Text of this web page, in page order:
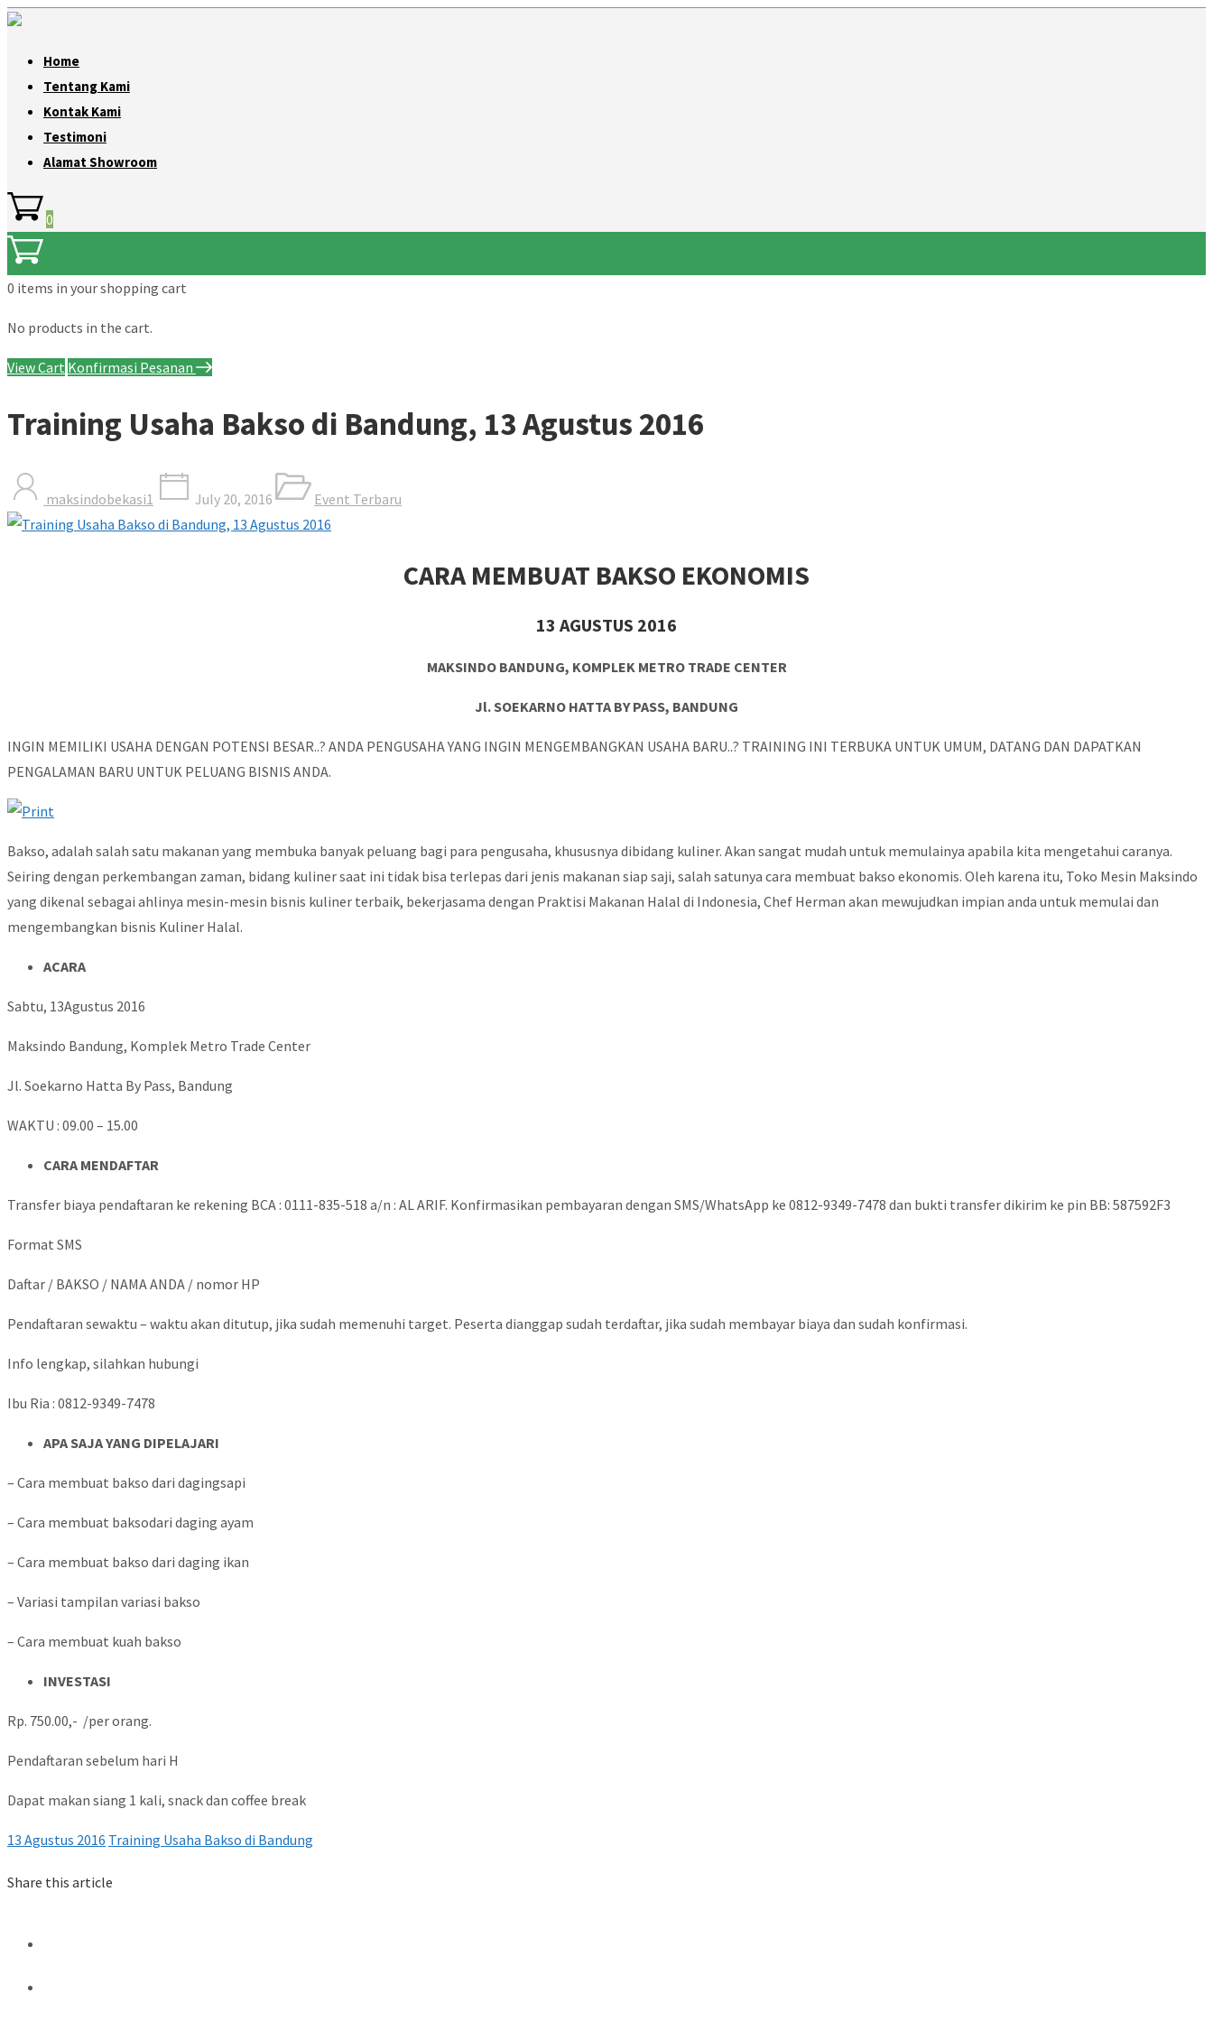
Home
Tentang Kami
Kontak Kami
Testimoni
Alamat Showroom
0
0 items in your shopping cart
No products in the cart.
View Cart Konfirmasi Pesanan
Training Usaha Bakso di Bandung, 13 Agustus 2016
maksindobekasi1 July 20, 2016 Event Terbaru
CARA MEMBUAT BAKSO EKONOMIS
13 AGUSTUS 2016
MAKSINDO BANDUNG, KOMPLEK METRO TRADE CENTER
Jl. SOEKARNO HATTA BY PASS, BANDUNG
INGIN MEMILIKI USAHA DENGAN POTENSI BESAR..? ANDA PENGUSAHA YANG INGIN MENGEMBANGKAN USAHA BARU..? TRAINING INI TERBUKA UNTUK UMUM, DATANG DAN DAPATKAN
PENGALAMAN BARU UNTUK PELUANG BISNIS ANDA.
Bakso, adalah salah satu makanan yang membuka banyak peluang bagi para pengusaha, khususnya dibidang kuliner. Akan sangat mudah untuk memulainya apabila kita mengetahui caranya.
Seiring dengan perkembangan zaman, bidang kuliner saat ini tidak bisa terlepas dari jenis makanan siap saji, salah satunya cara membuat bakso ekonomis. Oleh karena itu, Toko Mesin Maksindo
yang dikenal sebagai ahlinya mesin-mesin bisnis kuliner terbaik, bekerjasama dengan Praktisi Makanan Halal di Indonesia, Chef Herman akan mewujudkan impian anda untuk memulai dan
mengembangkan bisnis Kuliner Halal.
ACARA
Sabtu, 13Agustus 2016
Maksindo Bandung, Komplek Metro Trade Center
Jl. Soekarno Hatta By Pass, Bandung
WAKTU : 09.00 – 15.00
CARA MENDAFTAR
Transfer biaya pendaftaran ke rekening BCA : 0111-835-518 a/n : AL ARIF. Konfirmasikan pembayaran dengan SMS/WhatsApp ke 0812-9349-7478 dan bukti transfer dikirim ke pin BB: 587592F3
Format SMS
Daftar / BAKSO / NAMA ANDA / nomor HP
Pendaftaran sewaktu – waktu akan ditutup, jika sudah memenuhi target. Peserta dianggap sudah terdaftar, jika sudah membayar biaya dan sudah konfirmasi.
Info lengkap, silahkan hubungi
Ibu Ria : 0812-9349-7478
APA SAJA YANG DIPELAJARI
– Cara membuat bakso dari dagingsapi
– Cara membuat baksodari daging ayam
– Cara membuat bakso dari daging ikan
– Variasi tampilan variasi bakso
– Cara membuat kuah bakso
INVESTASI
Rp. 750.00,- /per orang.
Pendaftaran sebelum hari H
Dapat makan siang 1 kali, snack dan coffee break
13 Agustus 2016 Training Usaha Bakso di Bandung
Share this article